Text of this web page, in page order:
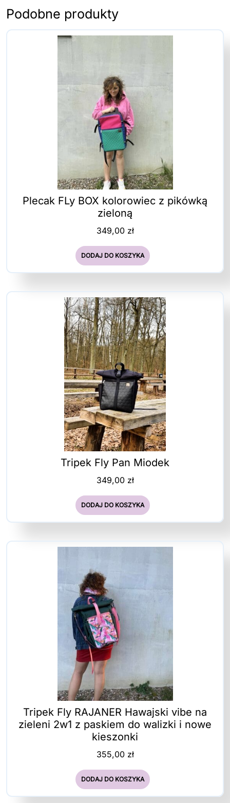
Podobne produkty
Plecak FLy BOX kolorowiec z pikówką
zieloną
349,00 zł
DODAJ DO KOSZYKA
Tripek Fly Pan Miodek
349,00 zł
DODAJ DO KOSZYKA
Tripek Fly RAJANER Hawajski vibe na
zieleni 2w1 z paskiem do walizki i nowe
kieszonki
355,00 zł
DODAJ DO KOSZYKA